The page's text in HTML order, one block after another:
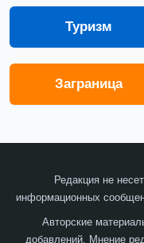
Туризм
Заграница
Редакция не
информационных
Авторские
добавлений. Мнение